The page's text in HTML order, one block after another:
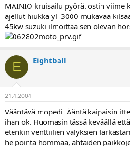
MAINIO kruisailu pyörä. ostin viime
ajellut hiukka yli 3000 mukavaa
45kw suzuki ilmoittaa sen olevan
E Eightball
21.4.2004
Vääntävä mopedi. Ääntä kaipaisin
ihan ok. Huomasin tässä keväällä
etenkin venttiilien välyksien
helpointa hommaa, ahtaiden